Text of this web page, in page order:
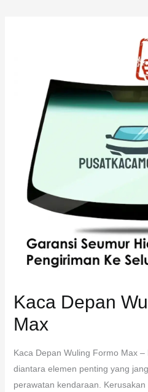
Kaca Depan
Max
Kaca Depan Wuling Formo Max
diantara elemen penting yang
perawatan kendaraan.